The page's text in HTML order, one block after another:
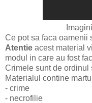
Ce pot sa faca oamenii
Atentie acest material
modul in care au fost
Crimele sunt de ordinul
Materialul contine
- crime
- necrofilie